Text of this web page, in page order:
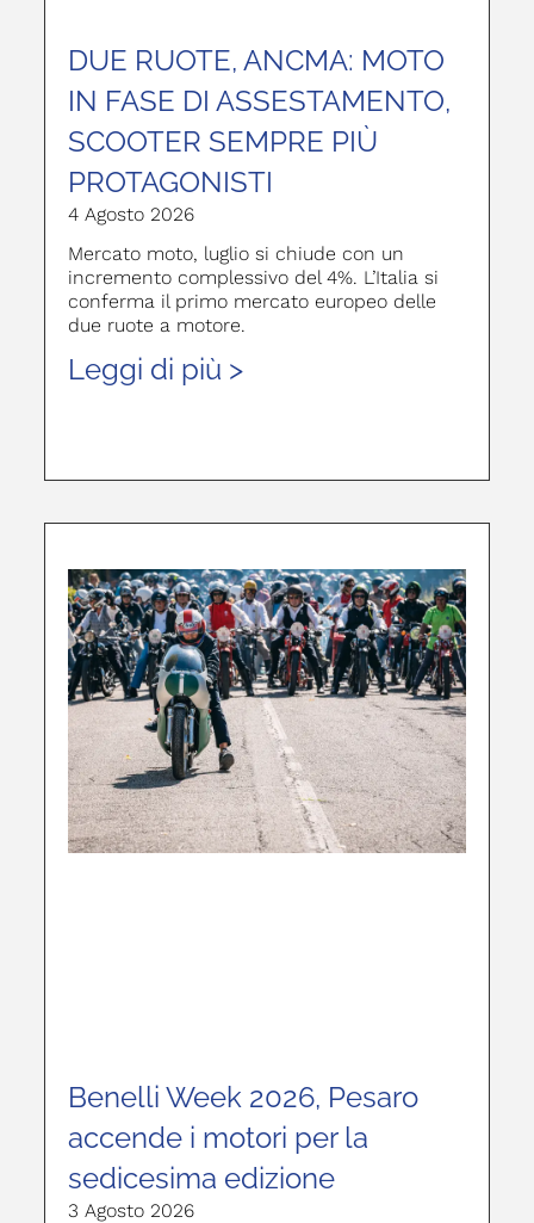
DUE RUOTE, ANCMA: MOTO
IN FASE DI ASSESTAMENTO,
SCOOTER SEMPRE PIÙ
PROTAGONISTI
4 Agosto 2026
Mercato moto, luglio si chiude con un
incremento complessivo del 4%. L’Italia si
conferma il primo mercato europeo delle
due ruote a motore.
Leggi di più >
Benelli Week 2026, Pesaro
accende i motori per la
sedicesima edizione
3 Agosto 2026